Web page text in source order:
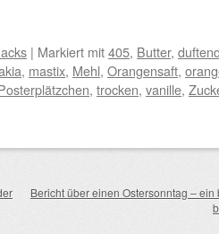
| Markiert mit405, Butter, duftend
, mastix, Mehl, Orangensaft,
, trocken, vanille,
Bericht über einen Ostersonntag –